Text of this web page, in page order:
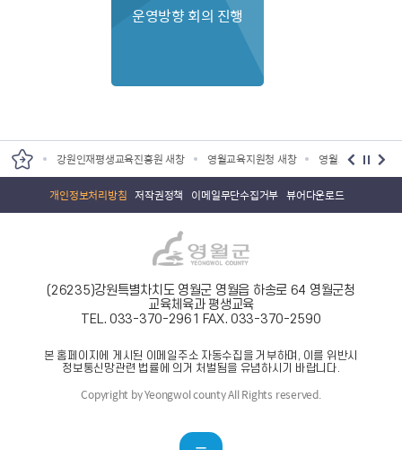
운영방향 회의 진행
교육진흥원 새창 영월교육지원청 새창 영월교육도서관 새창 영월박물관 새창
개인정보처리방침 저작권정책 이메일무단수집거부 뷰어다운로드
(26235)강원특별차치도 영월군 영월읍 하송로 64 영월군청
교육체육과 평생교육
TEL. 033-370-2961 FAX. 033-370-2590
본 홈페이지에 게시된 이메일주소 자동수집을 거부하며, 이를 위반시
정보통신망관련 법률에 의거 처벌됨을 유념하시기 바랍니다.
Copyright by Yeongwol county All Rights reserved.